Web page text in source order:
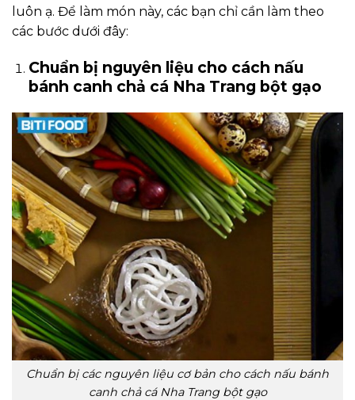
luôn ạ. Để làm món này, các bạn chỉ cần làm theo
các bước dưới đây:
Chuẩn bị nguyên liệu cho cách nấu
bánh canh chả cá Nha Trang bột gạo
Chuẩn bị các nguyên liệu cơ bản cho cách nấu bánh
canh chả cá Nha Trang bột gạo